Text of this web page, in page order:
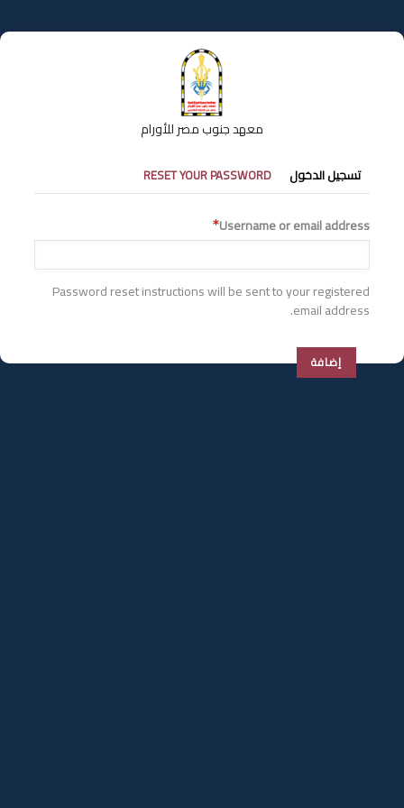
إلى
المحتوى
معهد جنوب مصر للأورام
التبويبات
الأساسية
تسجيل الدخول RESET YOUR PASSWORD
Username or email address
Password reset instructions will be sent to your registered
email address.